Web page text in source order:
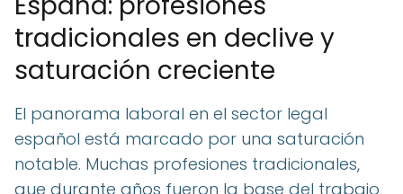
tradicionales en declive y
saturación creciente
El panorama laboral en el sector legal
español está marcado por una saturación
notable. Muchas profesiones tradicionales,
que durante años fueron la base del trabajo